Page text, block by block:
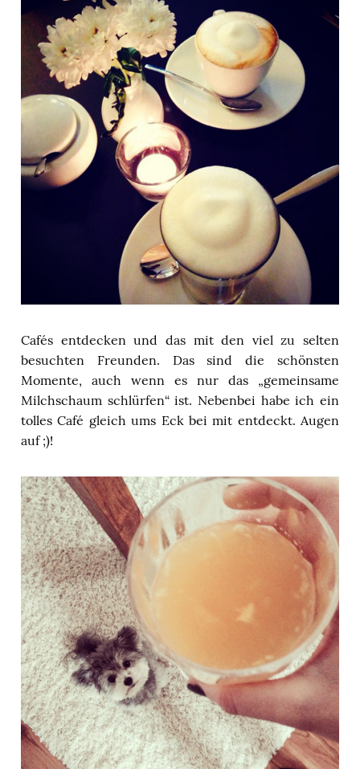
Cafés entdecken und das mit den viel zu selten
besuchten Freunden. Das sind die schönsten
Momente, auch wenn es nur das „gemeinsame
Milchschaum schlürfen“ ist. Nebenbei habe ich ein
tolles Café gleich ums Eck bei mit entdeckt. Augen
auf ;)!